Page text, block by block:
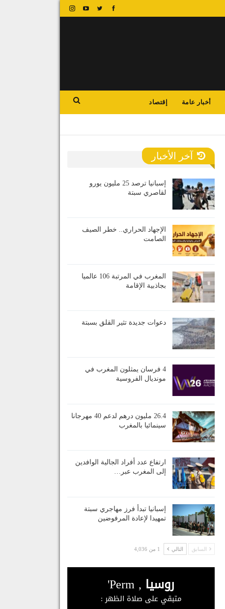
أخبار عامة إقتصاد
آخر الأخبار
إسبانيا ترصد 25 مليون يورو
لقاصري سبتة
الإجهاد الحراري.. خطر الصيف
الصامت
المغرب في المرتبة 106 عالميا
بجاذبية الإقامة
دعوات جديدة تثير القلق بسبتة
4 فرسان يمثلون المغرب في
مونديال الفروسية
26.4 مليون درهم لدعم 40 مهرجانا
سينمائيا بالمغرب
ارتفاع عدد أفراد الجالية الوافدين
إلى المغرب عبر…
إسبانيا تبدأ فرز مهاجري سبتة
تمهيدا لإعادة المرفوضين
السابق التالي 1 من 4,036